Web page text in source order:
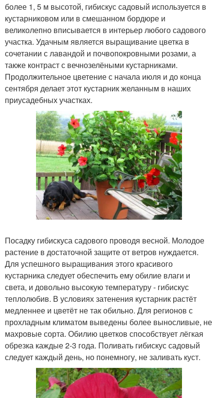
более 1, 5 м высотой, гибискус садовый используется в
кустарниковом или в смешанном бордюре и
великолепно вписывается в интерьер любого садового
участка. Удачным является выращивание цветка в
сочетании с лавандой и почвопокровными розами, а
также контраст с вечнозелёными кустарниками.
Продолжительное цветение с начала июля и до конца
сентября делает этот кустарник желанным в наших
приусадебных участках.
Посадку гибискуса садового проводя весной. Молодое
растение в достаточной защите от ветров нуждается.
Для успешного выращивания этого красивого
кустарника следует обеспечить ему обилие влаги и
света, и довольно высокую температуру - гибискус
теплолюбив. В условиях затенения кустарник растёт
медленнее и цветёт не так обильно. Для регионов с
прохладным климатом выведены более выносливые, не
махровые сорта. Обилию цветков способствует лёгкая
обрезка каждые 2-3 года. Поливать гибискус садовый
следует каждый день, но понемногу, не заливать куст.